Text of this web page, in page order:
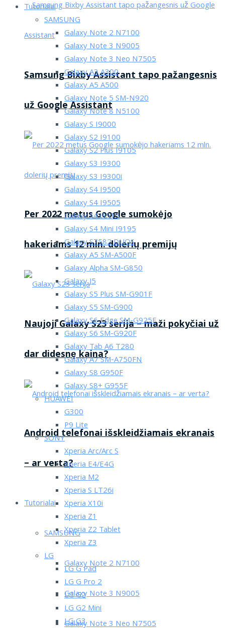
Samsung Bixby Assistant tapo pažangesnis
už Google Assistant
Per 2022 metus Google sumokėjo
hakeriams 12 mln. dolerių premijų
Naujoji Galaxy S23 serija – maži pokyčiai už
dar didesnę kaina?
Android telefonai išskleidžiamais ekranais
– ar verta?
Tutorialai
SAMSUNG
Galaxy Note 2 N7100
Galaxy Note 3 N9005
Galaxy Note 3 Neo N7505
Tutorialai
SAMSUNG
Galaxy Note 2 N7100
Galaxy Note 3 N9005
Galaxy Note 3 Neo N7505
Galaxy A3 A300
Galaxy A5 A500
Galaxy Note 5 SM-N920
Galaxy Note 8 N5100
Galaxy S I9000
Galaxy S2 I9100
Galaxy S2 Plus I9105
Galaxy S3 I9300
Galaxy S3 I9300i
Galaxy S4 I9500
Galaxy S4 I9505
Galaxy S4 i9515
Galaxy S4 Mini I9195
Galaxy S7582 DUOS
Galaxy A5 SM-A500F
Galaxy Alpha SM-G850
Galaxy J5
Galaxy S5 Plus SM-G901F
Galaxy S5 SM-G900
Galaxy S6 Edge SM-G925F
Galaxy S6 SM-G920F
Galaxy Tab A6 T280
Galaxy A7 SM-A750FN
Galaxy S8 G950F
Galaxy S8+ G955F
HUAWEI
G300
P9 Lite
SONY
Xperia Arc/Arc S
Xperia E4/E4G
Xperia M2
Xperia S LT26i
Xperia X10i
Xperia Z1
Xperia Z2 Tablet
Xperia Z3
LG
LG G Pad
LG G Pro 2
LG G2
LG G2 Mini
LG G3